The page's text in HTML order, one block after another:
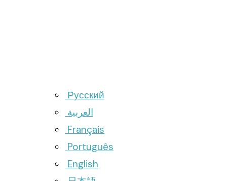
Русский
العربية
Français
Português
English